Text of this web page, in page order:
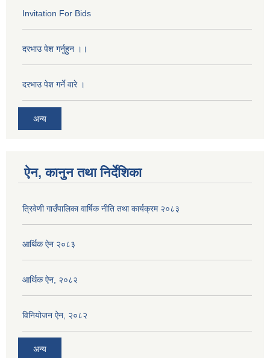
Invitation For Bids
दरभाउ पेश गर्नुहुन ।।
दरभाउ पेश गर्ने वारे ।
अन्य
ऐन, कानुन तथा निर्देशिका
त्रिवेणी गाउँपालिका वार्षिक नीति तथा कार्यक्रम २०८३
आर्थिक ऐन २०८३
आर्थिक ऐन, २०८२
विनियोजन ऐन, २०८२
अन्य